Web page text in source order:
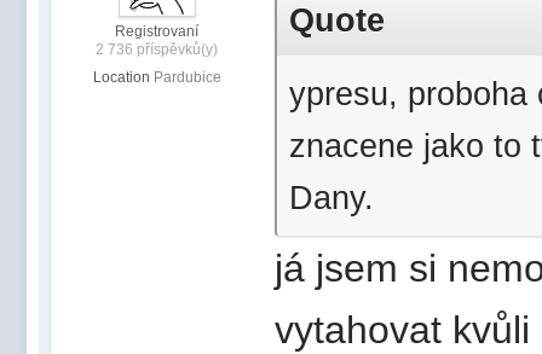
Registrovaní
2 736 příspěvků(y)
Location Pardubice
Quote
ypresu, proboha
znacene jako to
Dany.
já jsem si
vytahovat